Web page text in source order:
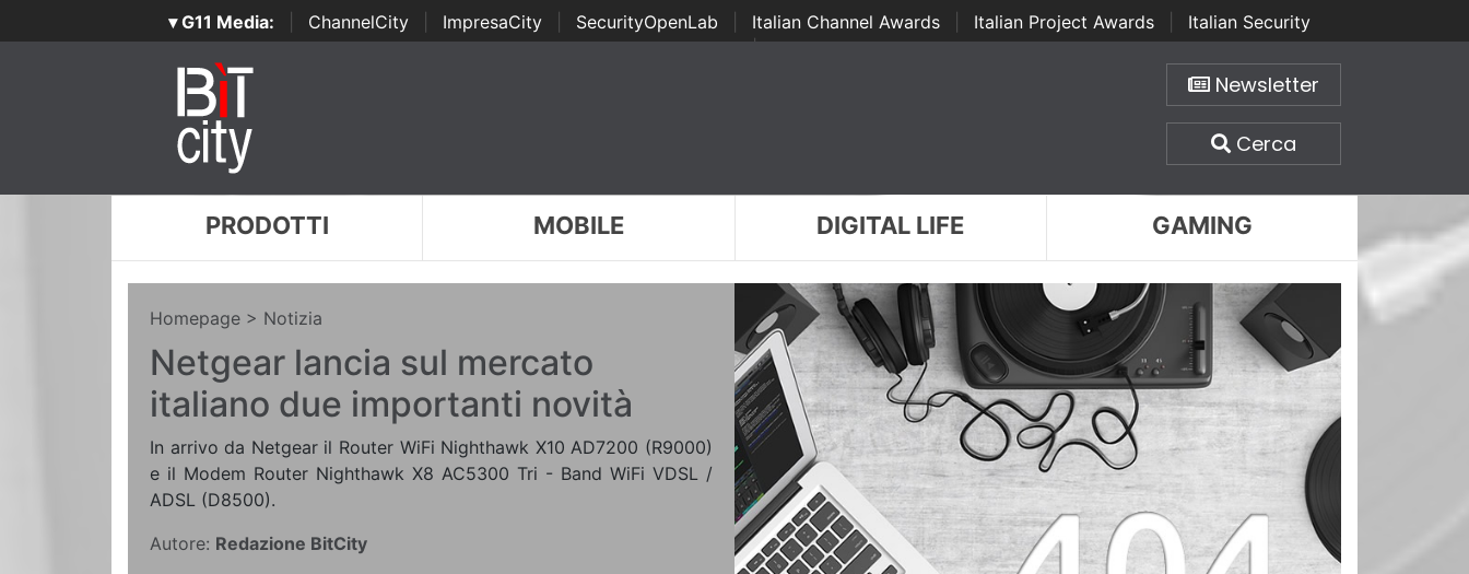
▾ G11 Media: ChannelCity ImpresaCity SecurityOpenLab Italian Channel Awards Italian Project Awards
Italian Security
Awards | ...
Newsletter
Cerca
PRODOTTI MOBILE DIGITAL LIFE GAMING
Homepage > Notizia
Netgear lancia sul mercato
italiano due importanti novità
In arrivo da Netgear il Router WiFi Nighthawk X10 AD7200 (R9000)
e il Modem Router Nighthawk X8 AC5300 Tri - Band WiFi VDSL /
ADSL (D8500).
Autore: Redazione BitCity